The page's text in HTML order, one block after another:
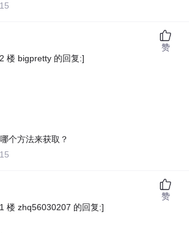
楼 bigpretty 的回复:]
个方法来获取？
赞
楼 zhq56030207 的回复:]
赞